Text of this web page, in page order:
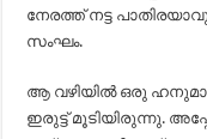
നേരത്ത് നട്ട
സംഘം.
ആ വഴിയിൽ ഒരു
ഇരുട്ട് മൂടിയിരുന്നു.